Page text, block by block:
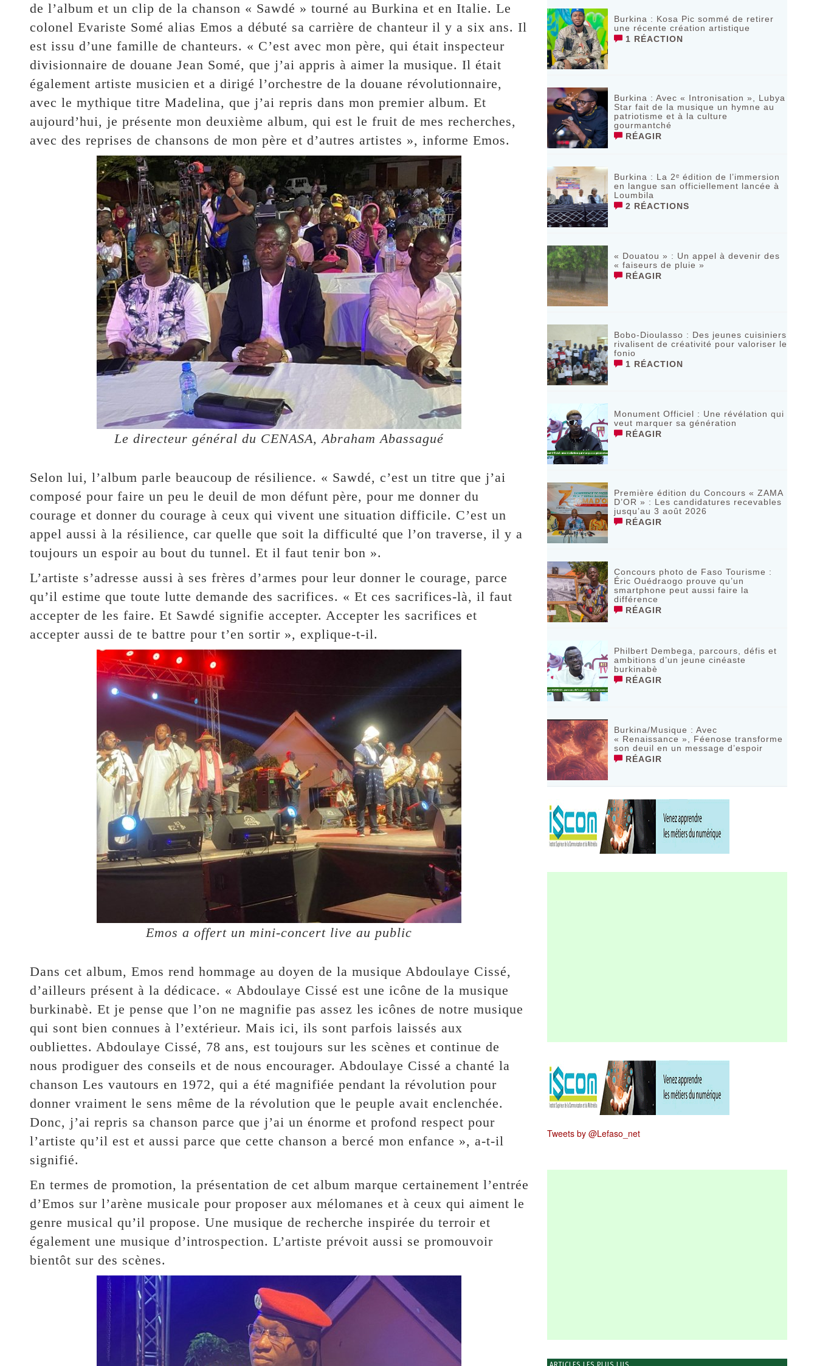
de l’album et un clip de la chanson « Sawdé » tourné au Burkina et en Italie. Le
colonel Evariste Somé alias Emos a débuté sa carrière de chanteur il y a six ans. Il
est issu d’une famille de chanteurs. « C’est avec mon père, qui était inspecteur
divisionnaire de douane Jean Somé, que j’ai appris à aimer la musique. Il était
également artiste musicien et a dirigé l’orchestre de la douane révolutionnaire,
avec le mythique titre Madelina, que j’ai repris dans mon premier album. Et
aujourd’hui, je présente mon deuxième album, qui est le fruit de mes recherches,
avec des reprises de chansons de mon père et d’autres artistes », informe Emos.
Le directeur général du CENASA, Abraham Abassagué
Selon lui, l’album parle beaucoup de résilience. « Sawdé, c’est un titre que j’ai
composé pour faire un peu le deuil de mon défunt père, pour me donner du
courage et donner du courage à ceux qui vivent une situation difficile. C’est un
appel aussi à la résilience, car quelle que soit la difficulté que l’on traverse, il y a
toujours un espoir au bout du tunnel. Et il faut tenir bon ».
L’artiste s’adresse aussi à ses frères d’armes pour leur donner le courage, parce
qu’il estime que toute lutte demande des sacrifices. « Et ces sacrifices-là, il faut
accepter de les faire. Et Sawdé signifie accepter. Accepter les sacrifices et
accepter aussi de te battre pour t’en sortir », explique-t-il.
Emos a offert un mini-concert live au public
Dans cet album, Emos rend hommage au doyen de la musique Abdoulaye Cissé,
d’ailleurs présent à la dédicace. « Abdoulaye Cissé est une icône de la musique
burkinabè. Et je pense que l’on ne magnifie pas assez les icônes de notre musique
qui sont bien connues à l’extérieur. Mais ici, ils sont parfois laissés aux
oubliettes. Abdoulaye Cissé, 78 ans, est toujours sur les scènes et continue de
nous prodiguer des conseils et de nous encourager. Abdoulaye Cissé a chanté la
chanson Les vautours en 1972, qui a été magnifiée pendant la révolution pour
donner vraiment le sens même de la révolution que le peuple avait enclenchée.
Donc, j’ai repris sa chanson parce que j’ai un énorme et profond respect pour
l’artiste qu’il est et aussi parce que cette chanson a bercé mon enfance », a-t-il
signifié.
En termes de promotion, la présentation de cet album marque certainement l’entrée
d’Emos sur l’arène musicale pour proposer aux mélomanes et à ceux qui aiment le
genre musical qu’il propose. Une musique de recherche inspirée du terroir et
également une musique d’introspection. L’artiste prévoit aussi se promouvoir
bientôt sur des scènes.
Burkina : Kosa Pic sommé de retirer
une récente création artistique
1 RÉACTION
Burkina : Avec « Intronisation », Lubya
Star fait de la musique un hymne au
patriotisme et à la culture
gourmantché
RÉAGIR
Burkina : La 2ᵉ édition de l’immersion
en langue san officiellement lancée à
Loumbila
2 RÉACTIONS
« Douatou » : Un appel à devenir des
« faiseurs de pluie »
RÉAGIR
Bobo-Dioulasso : Des jeunes cuisiniers
rivalisent de créativité pour valoriser le
fonio
1 RÉACTION
Monument Officiel : Une révélation qui
veut marquer sa génération
RÉAGIR
‎Première édition du Concours « ZAMA
D’OR » : Les candidatures recevables
jusqu’au 3 août 2026 ‎
RÉAGIR
Concours photo de Faso Tourisme :
Éric Ouédraogo prouve qu’un
smartphone peut aussi faire la
différence
RÉAGIR
Philbert Dembega, parcours, défis et
ambitions d’un jeune cinéaste
burkinabè
RÉAGIR
Burkina/Musique : Avec
« Renaissance », Féenose transforme
son deuil en un message d’espoir
RÉAGIR
Tweets by @Lefaso_net